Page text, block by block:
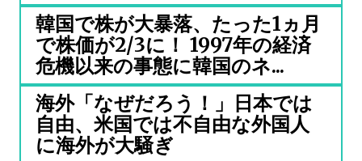
韓国で株が大暴落、たった1ヵ月
で株価が2/3に！ 1997年の経済
危機以来の事態に韓国のネ...
海外「なぜだろう！」日本では
自由、米国では不自由な外国人
に海外が大騒ぎ